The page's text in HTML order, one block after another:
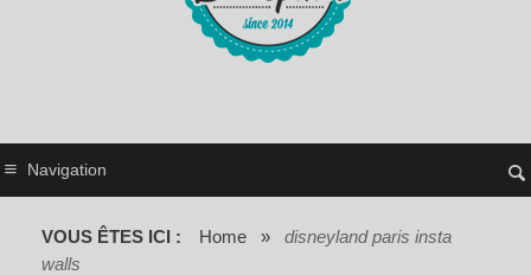
Navigation
VOUS ÊTES ICI : Home »
disneyland paris insta
walls